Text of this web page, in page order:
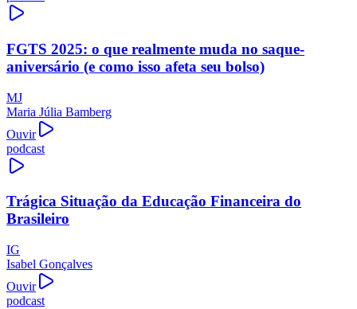
FGTS 2025: o que realmente muda no saque-
aniversário (e como isso afeta seu bolso)
MJ
Maria Júlia Bamberg
Ouvir
podcast
Trágica Situação da Educação Financeira do
Brasileiro
IG
Isabel Gonçalves
Ouvir
podcast